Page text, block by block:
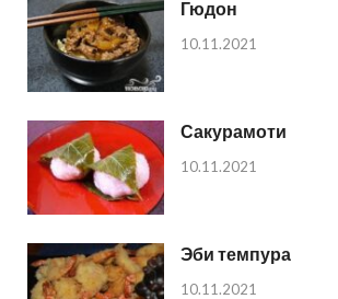
Гюдон
10.11.2021
Сакурамоти
10.11.2021
Эби темпура
10.11.2021